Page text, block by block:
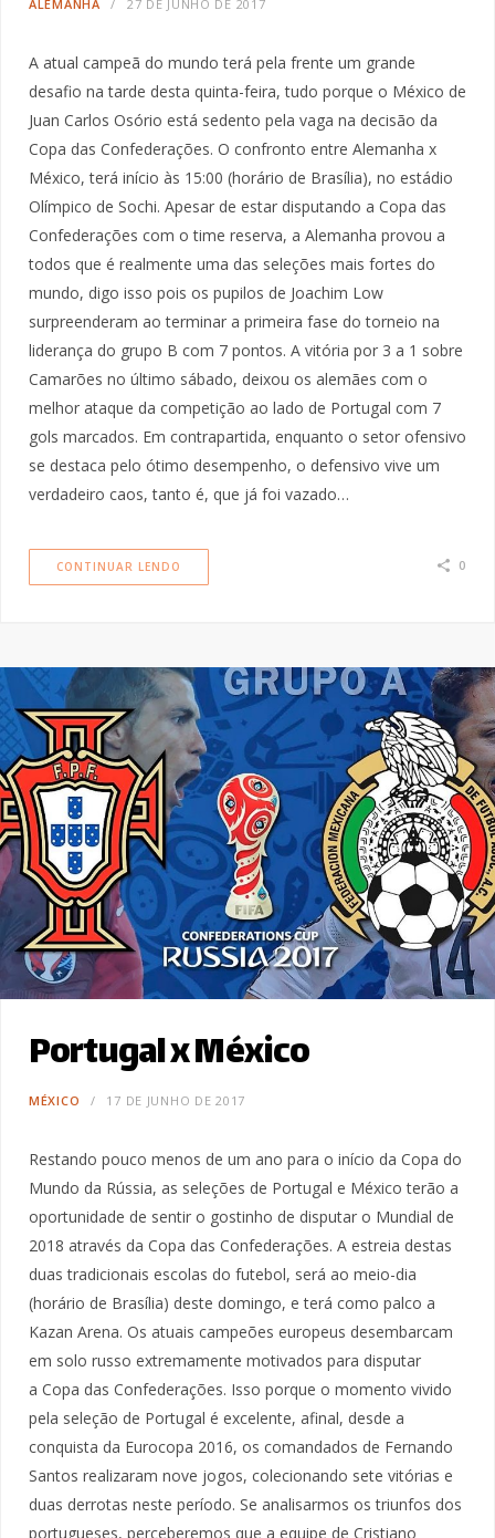
ALEMANHA 27 DE JUNHO DE 2017
A atual campeã do mundo terá pela frente um grande
desafio na tarde desta quinta-feira, tudo porque o México de
Juan Carlos Osório está sedento pela vaga na decisão da
Copa das Confederações. O confronto entre Alemanha x
México, terá início às 15:00 (horário de Brasília), no estádio
Olímpico de Sochi. Apesar de estar disputando a Copa das
Confederações com o time reserva, a Alemanha provou a
todos que é realmente uma das seleções mais fortes do
mundo, digo isso pois os pupilos de Joachim Low
surpreenderam ao terminar a primeira fase do torneio na
liderança do grupo B com 7 pontos. A vitória por 3 a 1 sobre
Camarões no último sábado, deixou os alemães com o
melhor ataque da competição ao lado de Portugal com 7
gols marcados. Em contrapartida, enquanto o setor ofensivo
se destaca pelo ótimo desempenho, o defensivo vive um
verdadeiro caos, tanto é, que já foi vazado…
CONTINUAR LENDO 0
Portugal x México
MÉXICO 17 DE JUNHO DE 2017
Restando pouco menos de um ano para o início da Copa do
Mundo da Rússia, as seleções de Portugal e México terão a
oportunidade de sentir o gostinho de disputar o Mundial de
2018 através da Copa das Confederações. A estreia destas
duas tradicionais escolas do futebol, será ao meio-dia
(horário de Brasília) deste domingo, e terá como palco a
Kazan Arena. Os atuais campeões europeus desembarcam
em solo russo extremamente motivados para disputar
a Copa das Confederações. Isso porque o momento vivido
pela seleção de Portugal é excelente, afinal, desde a
conquista da Eurocopa 2016, os comandados de Fernando
Santos realizaram nove jogos, colecionando sete vitórias e
duas derrotas neste período. Se analisarmos os triunfos dos
portugueses, perceberemos que a equipe de Cristiano